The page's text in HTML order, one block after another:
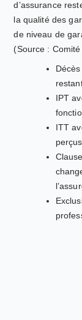
d’assurance
la qualité des
de niveau de
(Source :
IPT
ITT